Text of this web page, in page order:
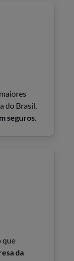
do Brasil,
seguros
que
da